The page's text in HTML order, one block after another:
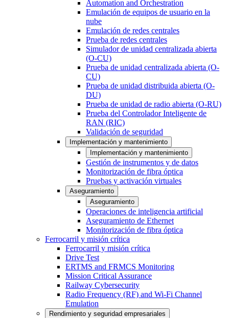
Automation and Orchestration
Emulación de equipos de usuario en la
nube
Emulación de redes centrales
Prueba de redes centrales
Simulador de unidad centralizada abierta
(O-CU)
Prueba de unidad centralizada abierta (O-
CU)
Prueba de unidad distribuida abierta (O-
DU)
Prueba de unidad de radio abierta (O-RU)
Prueba del Controlador Inteligente de
RAN (RIC)
Validación de seguridad
Implementación y mantenimiento
Implementación y mantenimiento
Gestión de instrumentos y de datos
Monitorización de fibra óptica
Pruebas y activación virtuales
Aseguramiento
Aseguramiento
Operaciones de inteligencia artificial
Aseguramiento de Ethernet
Monitorización de fibra óptica
Ferrocarril y misión crítica
Ferrocarril y misión crítica
Drive Test
ERTMS and FRMCS Monitoring
Mission Critical Assurance
Railway Cybersecurity
Radio Frequency (RF) and Wi-Fi Channel
Emulation
Rendimiento y seguridad empresariales